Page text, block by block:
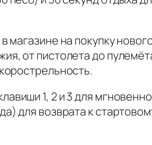
магазине на покупку
от пистолета до
1, 2 и 3 для
для возврата к